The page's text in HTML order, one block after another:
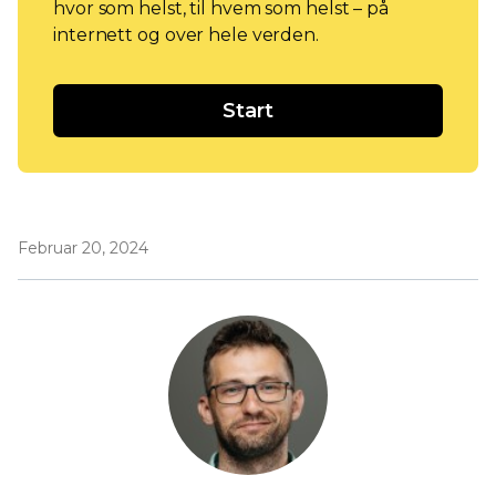
hvor som helst, til hvem som helst – på
internett og over hele verden.
Start
Februar 20, 2024